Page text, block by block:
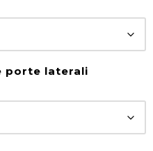
porte laterali